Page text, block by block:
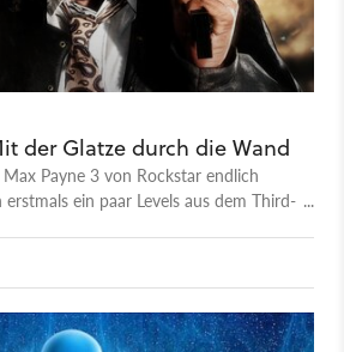
der Glatze durch die Wand
Payne 3 von Rockstar endlich
ein paar Levels aus dem Third-